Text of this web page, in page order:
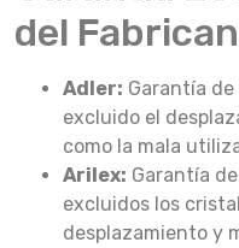
del
Adler: Garantía
excluido el
como la mala
Arilex: Garantía
excluidos los
desplazamiento y